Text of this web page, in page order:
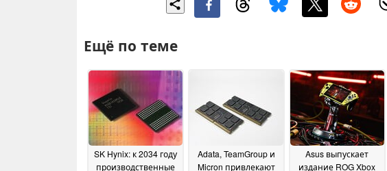
Ещё по теме
SK Hynix: к 2034 году
производственные
Adata, TeamGroup и
Micron привлекают
Asus выпускает
издание ROG Xbox